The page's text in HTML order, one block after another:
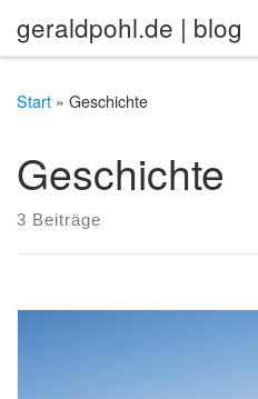
Zum Inhalt springen
geraldpohl.de | blog
Start » Geschichte
Geschichte
3 Beiträge